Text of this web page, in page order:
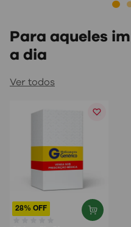
Para aqueles
a dia
Ver todos
28% OFF